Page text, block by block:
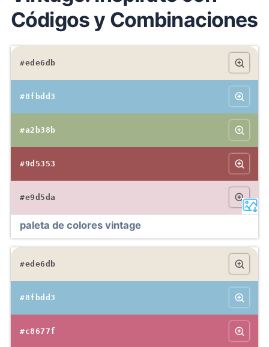
Códigos y Combinaciones
#ede6db
#8fbdd3
#a2b38b
#9d5353
#e9d5da
paleta de colores vintage
#ede6db
#8fbdd3
#c8677f